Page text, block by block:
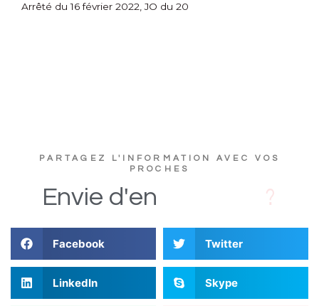
Arrêté du 16 février 2022, JO du 20
PARTAGEZ L'INFORMATION AVEC VOS
PROCHES
Envie d'en
Facebook Twitter
LinkedIn Skype